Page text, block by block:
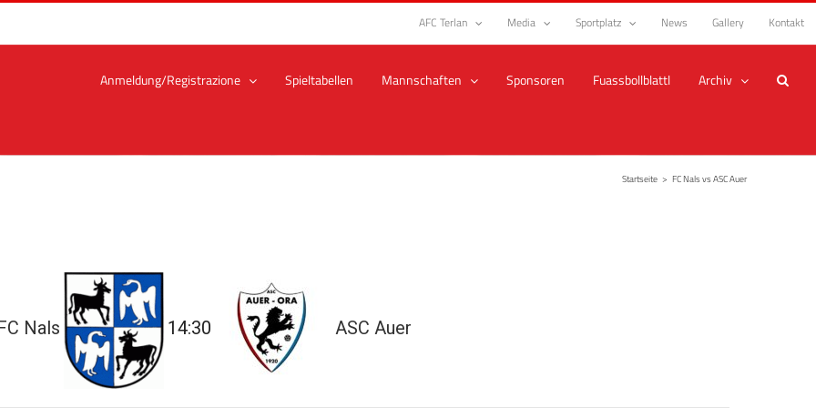
AFC Terlan Media Sportplatz News Gallery Kontakt
Anmeldung/Registrazione Spieltabellen Mannschaften Sponsoren Fuassbollblattl Archiv
Startseite > FC Nals vs ASC Auer
Nals 14:30 ASC Auer